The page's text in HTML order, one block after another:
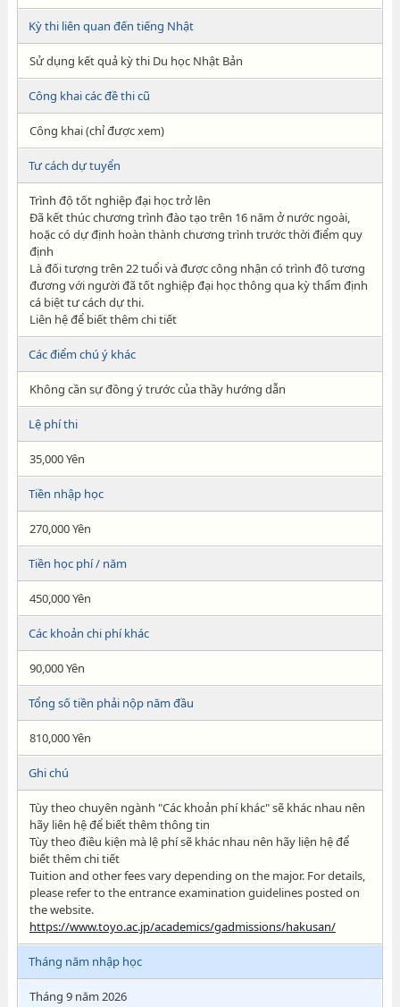
Kỳ thi liên quan đến tiếng Nhật
Sử dụng kết quả kỳ thi Du học Nhật Bản
Công khai các đề thi cũ
Công khai (chỉ được xem)
Tư cách dự tuyển
Trình độ tốt nghiệp đại học trở lên
Đã kết thúc chương trình đào tạo trên 16 năm ở nước ngoài,
hoặc có dự định hoàn thành chương trình trước thời điểm quy
định
Là đối tượng trên 22 tuổi và được công nhận có trình độ tương
đương với người đã tốt nghiệp đại học thông qua kỳ thẩm định
cá biệt tư cách dự thi.
Liên hệ để biết thêm chi tiết
Các điểm chú ý khác
Không cần sự đồng ý trước của thầy hướng dẫn
Lệ phí thi
35,000 Yên
Tiền nhập học
270,000 Yên
Tiền học phí / năm
450,000 Yên
Các khoản chi phí khác
90,000 Yên
Tổng số tiền phải nộp năm đầu
810,000 Yên
Ghi chú
Tùy theo chuyên ngành "Các khoản phí khác" sẽ khác nhau nên
hãy liên hệ để biết thêm thông tin
Tùy theo điều kiện mà lệ phí sẽ khác nhau nên hãy liện hệ để
biết thêm chi tiết
Tuition and other fees vary depending on the major. For details,
please refer to the entrance examination guidelines posted on
the website.
https://www.toyo.ac.jp/academics/gadmissions/hakusan/
Tháng năm nhập học
Tháng 9 năm 2026